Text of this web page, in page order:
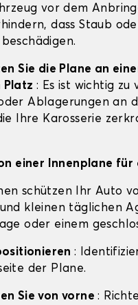
vor dem
dass Staub
Sie die Plane an
Platz: Es ist wichtig zu
Ablagerungen an
Ihre Karosserie
einer Innenplane für
schützen Ihr Auto
kleinen täglichen
oder einem
:
der Plane.
Sie von vorne: